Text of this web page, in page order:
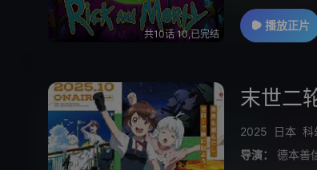
共10话 10,已完结
播放正片
末世二
2025 日本 科
导演：
德本善